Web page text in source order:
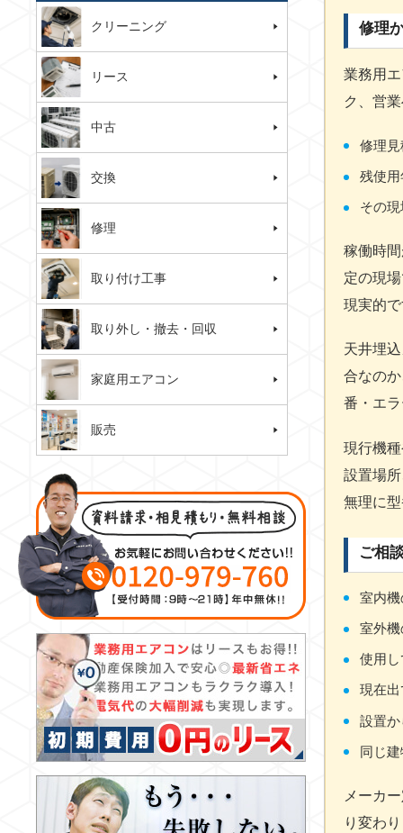
修理
業務用
ク、営
修理
残使
その
稼働時
定の現
現実的
天井埋
合なの
番・エ
現行機
設置場
無理に
ご相
室内
室外
使用
現在
設置
同じ
メーカ
り変わ
クリーニング
リース
中古
交換
修理
取り付け工事
取り外し・撤去・回収
家庭用エアコン
販売